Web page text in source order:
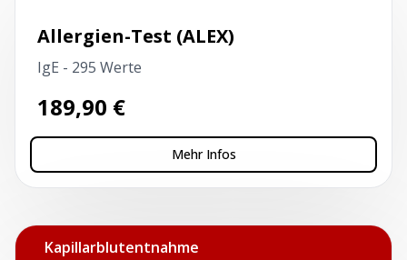
Allergien-Test (ALEX)
IgE - 295 Werte
189,90 €
Mehr Infos
Kapillarblutentnahme